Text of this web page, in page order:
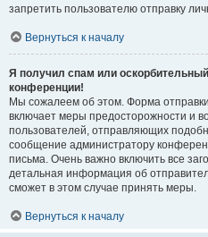
запретить пользователю отправку
Вернуться к началу
Я получил спам или оскорбительный
конференции!
Мы сожалеем об этом. Форма
включает меры предосторожности и
пользователей, отправляющих
сообщение администратору
письма. Очень важно включить все
детальная информация об
сможет в этом случае принять меры.
Вернуться к началу